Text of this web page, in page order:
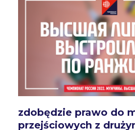
zdobędzie prawo do
przejściowych z